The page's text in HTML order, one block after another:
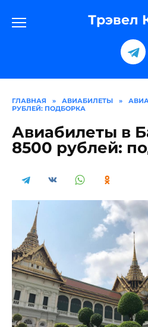
содержанию
Трэвел
ГЛАВНАЯ » АВИАБИЛЕТЫ »
РУБЛЕЙ: ПОДБОРКА
Авиабилеты в
8500 рублей: